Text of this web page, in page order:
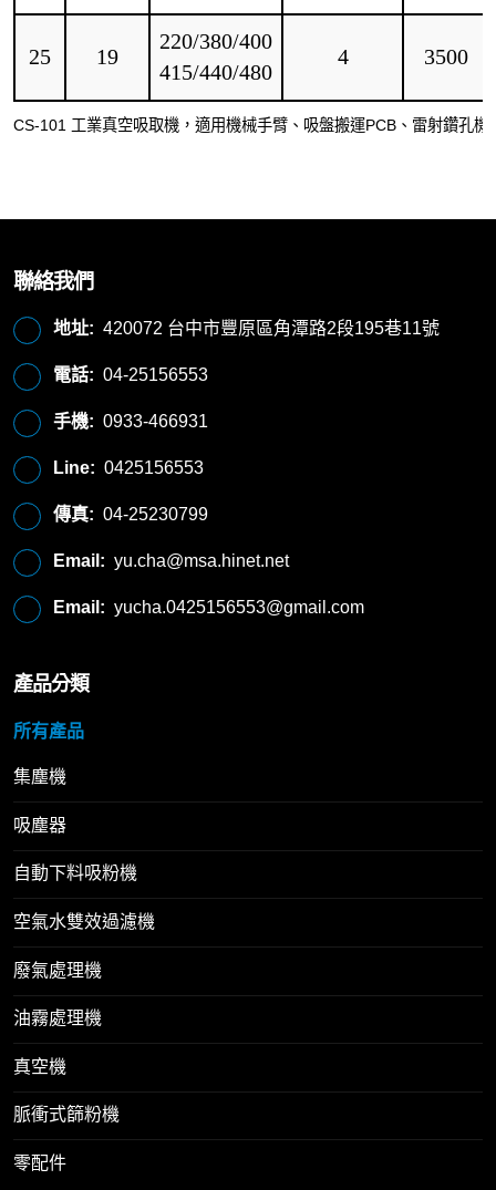
CS-101 工業真空吸取機，適用機械手臂、吸盤搬運PCB、雷射鑽孔
25 19
220/380/400
415/440/480
4 3500
聯絡我們
地址: 420072 台中市豐原區角潭路2段195巷11號
電話: 04-25156553
手機: 0933-466931
Line: 0425156553
傳真: 04-25230799
Email: yu.cha@msa.hinet.net
Email: yucha.0425156553@gmail.com
產品分類
所有產品
集塵機
吸塵器
自動下料吸粉機
空氣水雙效過濾機
廢氣處理機
油霧處理機
真空機
脈衝式篩粉機
零配件